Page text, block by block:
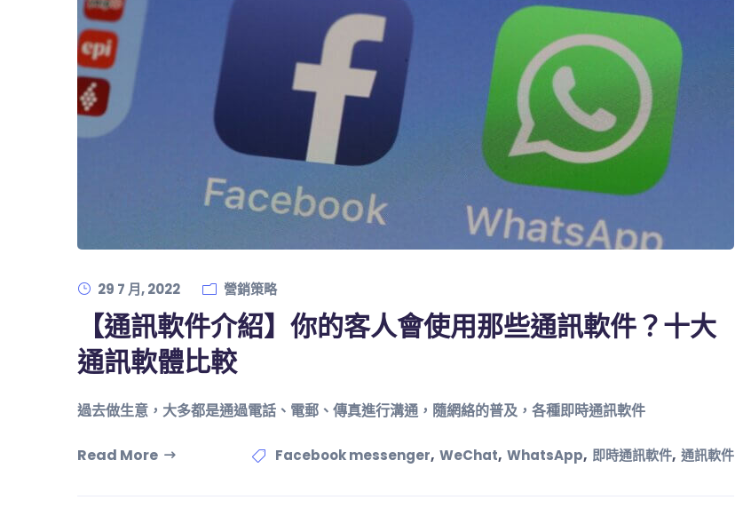
29 7 月, 2022 營銷策略
【通訊軟件介紹】你的客人會使用那些通訊軟件？十大
通訊軟體比較
過去做生意，大多都是通過電話、電郵、傳真進行溝通，隨網絡的普及，各種即時通訊軟件
Read More Facebook messenger, WeChat, WhatsApp, 即時通訊軟件, 通訊軟件